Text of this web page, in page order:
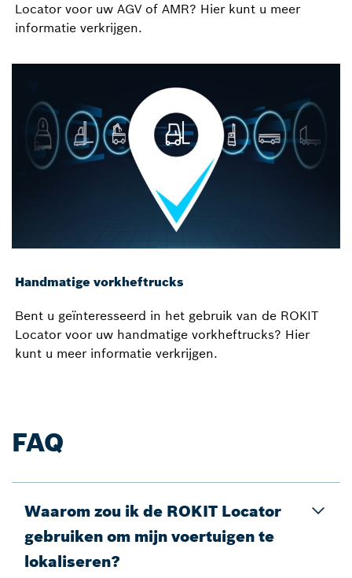
Locator voor uw AGV of AMR? Hier kunt u meer
informatie verkrijgen.
Handmatige vorkheftrucks
Bent u geïnteresseerd in het gebruik van de ROKIT
Locator voor uw handmatige vorkheftrucks? Hier
kunt u meer informatie verkrijgen.
FAQ
Waarom zou ik de ROKIT Locator
gebruiken om mijn voertuigen te
lokaliseren?